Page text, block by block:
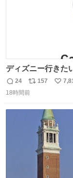
ディズニー行きた
居ない… ほんで
返
信
24
リ
ポ
157
い
数
18時間前